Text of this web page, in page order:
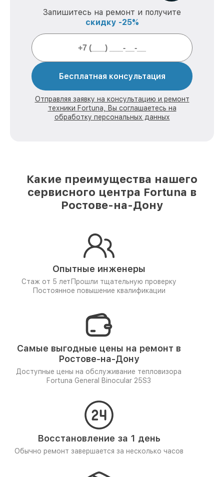
Запишитесь на ремонт и получите
скидку -25%
Бесплатная консультация
Отправляя заявку на консультацию и ремонт
техники Fortuna, Вы соглашаетесь на
обработку персональных данных
Какие преимущества нашего
сервисного центра Fortuna в
Ростове-на-Дону
Опытные инженеры
Стаж от 5 лет Прошли тщательную проверку
Постоянное повышение квалификации
Самые выгодные цены на ремонт в
Ростове-на-Дону
Доступные цены на обслуживание тепловизора
Fortuna General Binocular 25S3
Восстановление за 1 день
Обычно ремонт завершается за несколько часов